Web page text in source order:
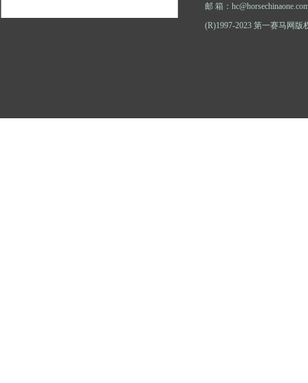
邮 箱：
(R)1997-2023 第一赛马网版